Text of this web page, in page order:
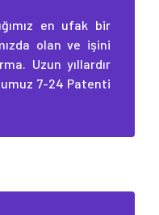
en ufak bir
olan ve işini
Uzun yıllardır
7-24 Patenti